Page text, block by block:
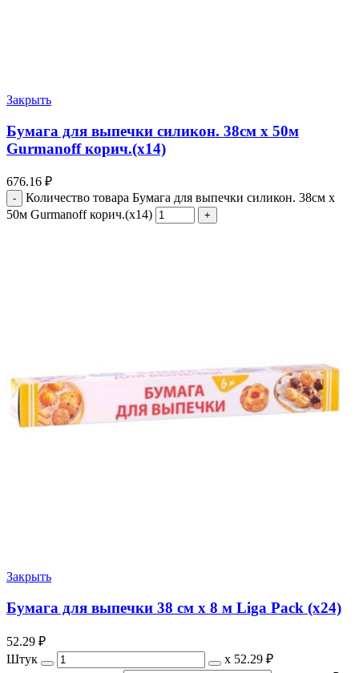
Закрыть
Бумага для выпечки силикон. 38см х 50м
Gurmanoff корич.(х14)
676.16 ₽
Количество товара Бумага для выпечки силикон. 38см х
50м Gurmanoff корич.(х14)
Закрыть
Бумага для выпечки 38 см х 8 м Liga Pack (х24)
52.29 ₽
Штук
х 52.29 ₽